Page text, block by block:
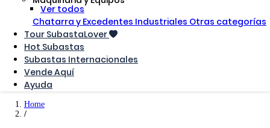
Ver todos
Chatarra y Excedentes Industriales Otras categorías
Tour SubastaLover
Hot Subastas
Subastas Internacionales
Vende Aquí
Ayuda
Home